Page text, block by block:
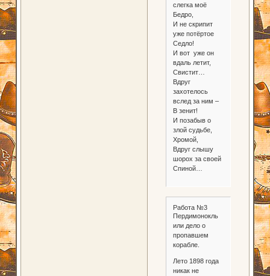
слегка моё
Бедро,
И не скрипит
уже потёртое
Седло!
И вот уже он
вдаль летит,
Свистит…
Вдруг
захотелось
вслед за ним –
В зенит!
И позабыв о
злой судьбе,
Хромой,
Вдруг слышу
шорох за своей
Спиной…
Работа №3
Пердимонокль
или дело о
пропавшем
корабле.
Лето 1898 года
никак не